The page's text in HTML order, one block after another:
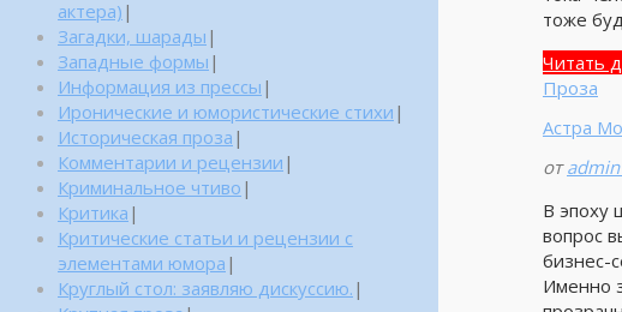
тоже
Читать
Проза
Астра
от admin
В эпоху
вопрос
бизнес-
Именно
актера) |
Загадки, шарады |
Западные формы |
Информация из прессы |
Иронические и юмористические стихи |
Историческая проза |
Комментарии и рецензии |
Криминальное чтиво |
Критика |
Критические статьи и рецензии с
элементами юмора |
Круглый стол: заявляю дискуссию. |